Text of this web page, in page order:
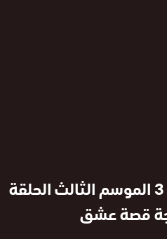
مسلسل الفريق الاول 3 الموسم الثالث الحلقة